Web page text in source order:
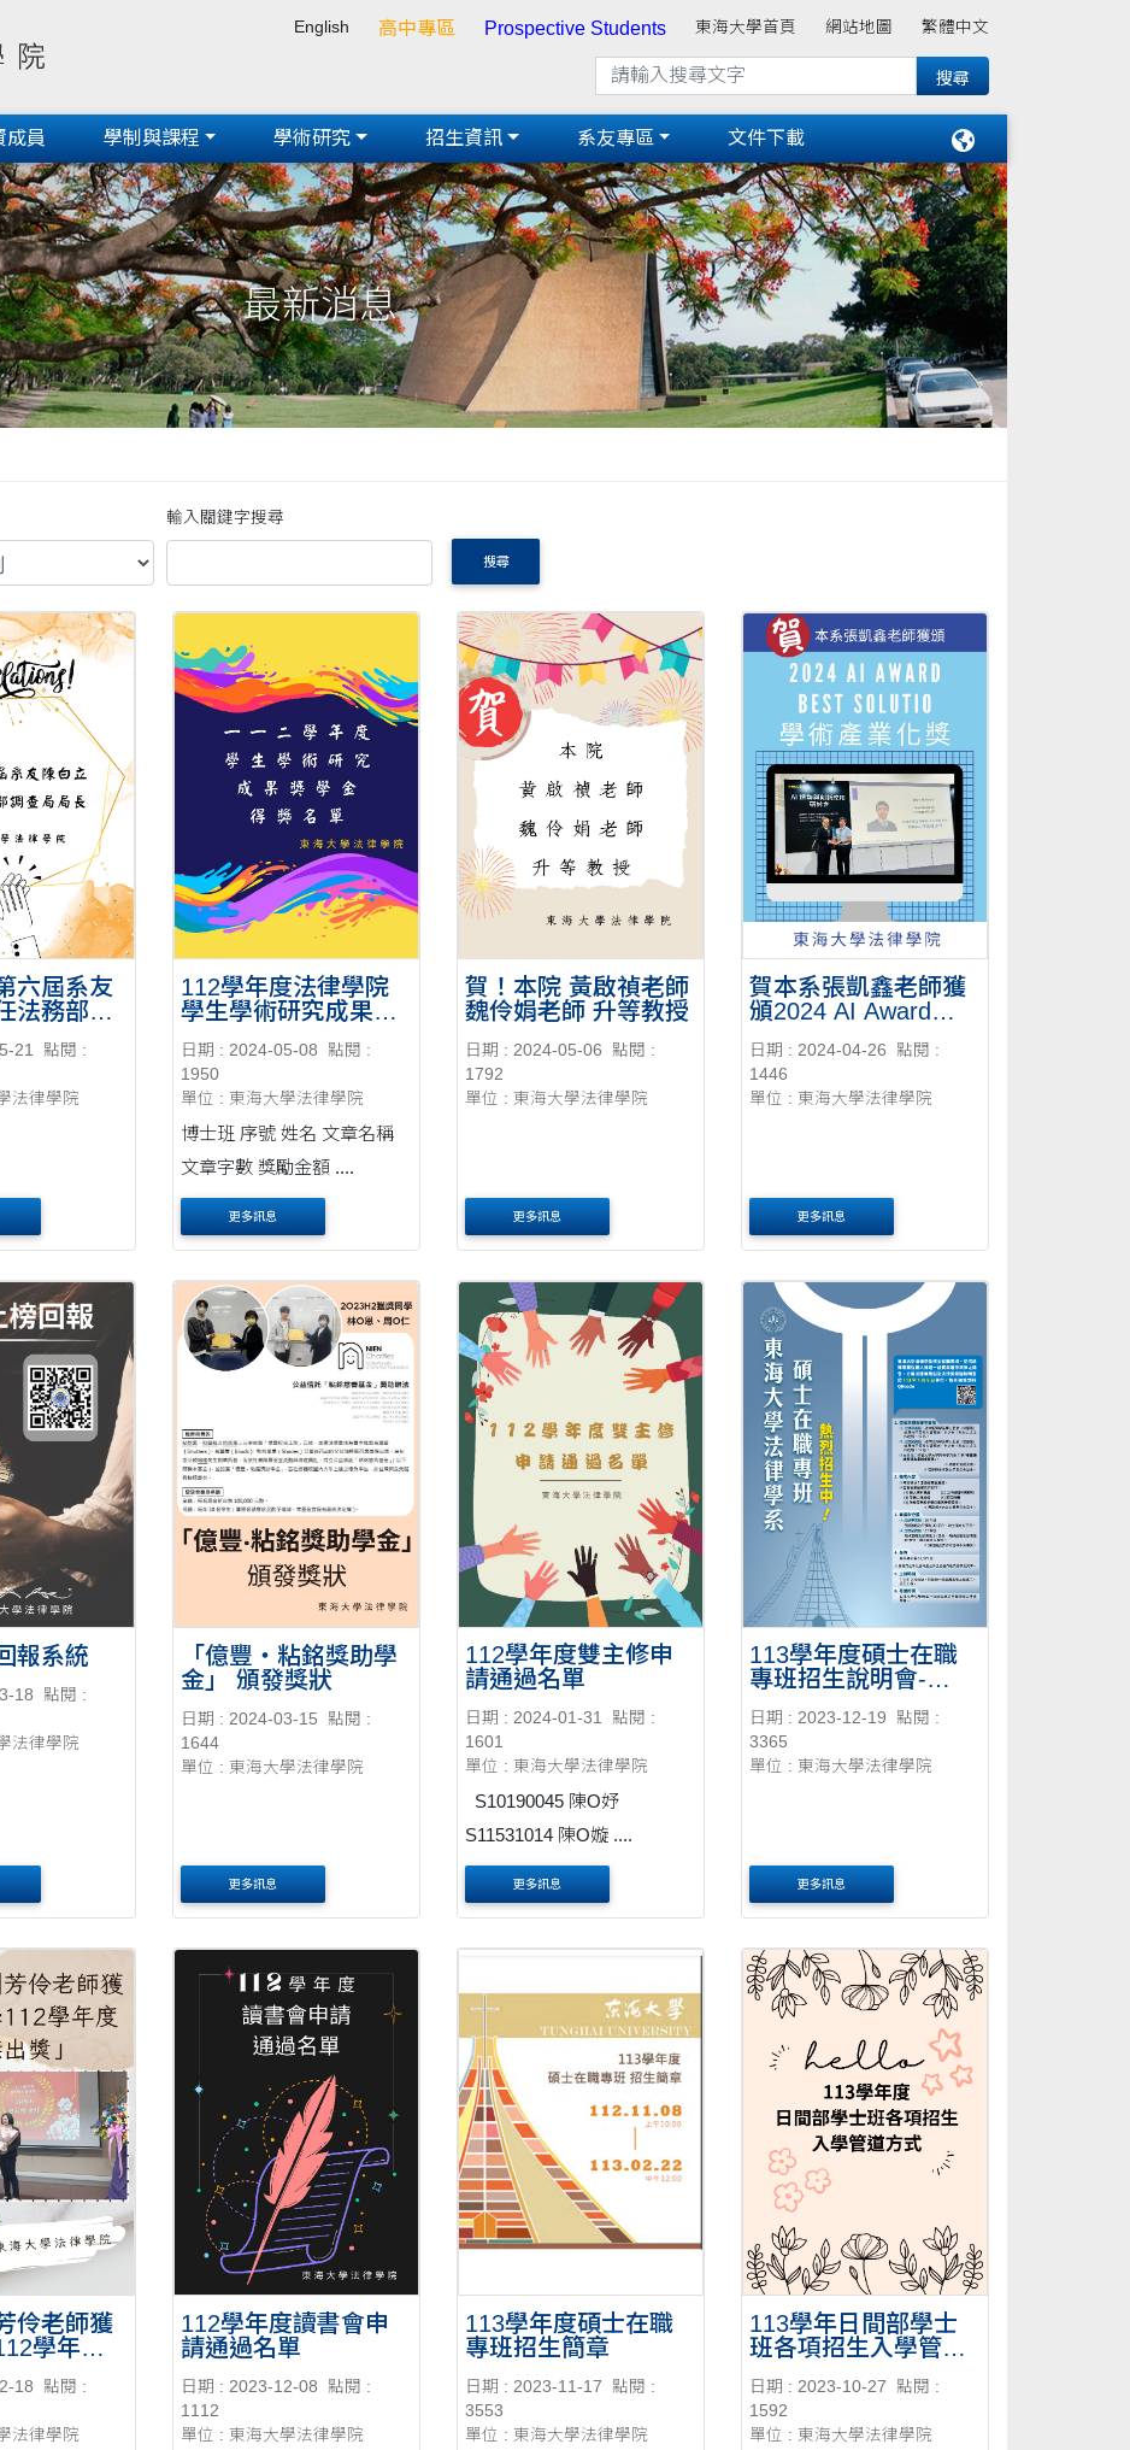
English 高中專區 Prospective Students 東海大學首頁 網站地圖 繁體中文
成員 學制與課程 學術研究 招生資訊 系友專區 文件下載
最新消息
輸入關鍵字搜尋
搜尋
六屆系友
法務部調
21
點閱 :
法律學院
112學年度法律學院
學生學術研究成果獎
日期 : 2024-05-08
點閱 :
1950
單位 : 東海大學法律學院
博士班 序號 姓名 文章名稱
文章字數 獎勵金額 ....
更多訊息
賀！本院 黃啟禎老師
魏伶娟老師 升等教授
日期 : 2024-05-06
點閱 :
1792
單位 : 東海大學法律學院
更多訊息
賀本系張凱鑫老師獲
頒2024 AI Award
產業化獎
日期 : 2024-04-26
點閱 :
1446
單位 : 東海大學法律學院
更多訊息
報系統
18
點閱 :
法律學院
「億豐‧粘銘獎助學
金」 頒發獎狀
日期 : 2024-03-15
點閱 :
1644
單位 : 東海大學法律學院
更多訊息
112學年度雙主修申
請通過名單
日期 : 2024-01-31
點閱 :
1601
單位 : 東海大學法律學院
S11531014 陳O嫙 ....
更多訊息
113學年度碩士在職
專班招生說明會-
-2024/01/06
日期 : 2023-12-19
點閱 :
3365
單位 : 東海大學法律學院
更多訊息
伶老師獲
學年度
18
點閱 :
法律學院
112學年度讀書會申
請通過名單
日期 : 2023-12-08
點閱 :
1112
單位 : 東海大學法律學院
113學年度碩士在職
專班招生簡章
日期 : 2023-11-17
點閱 :
3553
單位 : 東海大學法律學院
113學年日間部學士
班各項招生入學管道
日期 : 2023-10-27
點閱 :
1592
單位 : 東海大學法律學院